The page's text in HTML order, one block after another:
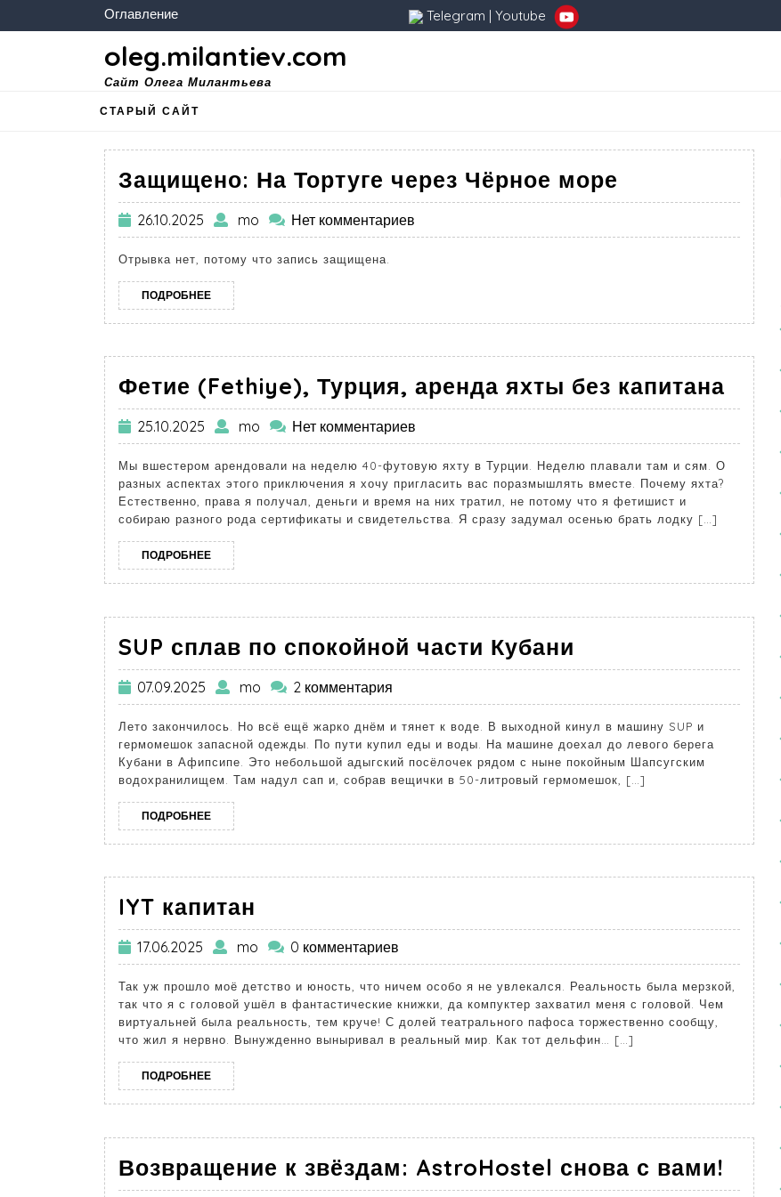
Оглавление Telegram | Youtube
oleg.milantiev.com
Сайт Олега Милантьева
СТАРЫЙ САЙТ
Защищено: На Тортуге через Чёрное море
26.10.2025 mo Нет комментариев
Отрывка нет, потому что запись защищена.
ПОДРОБНЕЕ
Фетие (Fethiye), Турция, аренда яхты без капитана
25.10.2025 mo Нет комментариев
Мы вшестером арендовали на неделю 40-футовую яхту в Турции. Неделю плавали там и сям. О
разных аспектах этого приключения я хочу пригласить вас поразмышлять вместе. Почему яхта?
Естественно, права я получал, деньги и время на них тратил, не потому что я фетишист и
собираю разного рода сертификаты и свидетельства. Я сразу задумал осенью брать лодку […]
ПОДРОБНЕЕ
SUP сплав по спокойной части Кубани
07.09.2025 mo 2 комментария
Лето закончилось. Но всё ещё жарко днём и тянет к воде. В выходной кинул в машину SUP и
гермомешок запасной одежды. По пути купил еды и воды. На машине доехал до левого берега
Кубани в Афипсипе. Это небольшой адыгский посёлочек рядом с ныне покойным Шапсугским
водохранилищем. Там надул сап и, собрав вещички в 50-литровый гермомешок, […]
ПОДРОБНЕЕ
IYT капитан
17.06.2025 mo 0 комментариев
Так уж прошло моё детство и юность, что ничем особо я не увлекался. Реальность была мерзкой,
так что я с головой ушёл в фантастические книжки, да компуктер захватил меня с головой. Чем
виртуальней была реальность, тем круче! С долей театрального пафоса торжественно сообщу,
что жил я нервно. Вынужденно выныривал в реальный мир. Как тот дельфин… […]
ПОДРОБНЕЕ
Возвращение к звёздам: AstroHostel снова с вами!